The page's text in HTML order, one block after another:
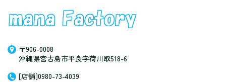
〒906-0008
沖縄県宮古島市平良字荷川取518-6
[店舗]0980-73-4039